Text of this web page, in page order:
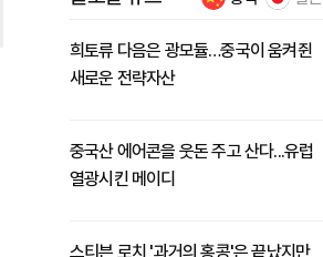
희토류 다음은 광모듈…중국이 움켜쥔
새로운 전략자산
중국산 에어콘을 웃돈 주고 산다...유럽
열광시킨 메이디
스티븐 로치 '과거의 홍콩'은 끝났지만